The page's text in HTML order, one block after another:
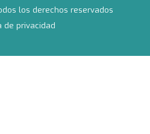
los derechos reservados
de privacidad